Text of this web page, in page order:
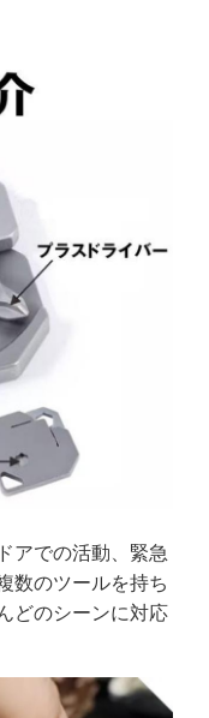
アでの活動、緊急
数のツールを持ち
どのシーンに対応